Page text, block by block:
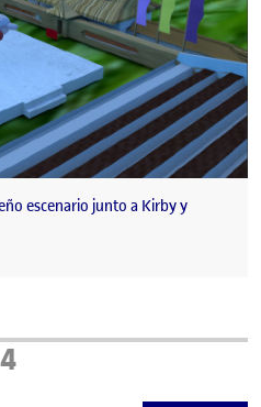
escenario junto a Kirby y